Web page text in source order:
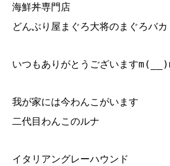
海鮮丼専門店
どんぶり屋まぐろ大将のまぐろバ
いつもありがとうございます
我が家には今わんこがいます
二代目わんこのルナ
イタリアングレーハウンド